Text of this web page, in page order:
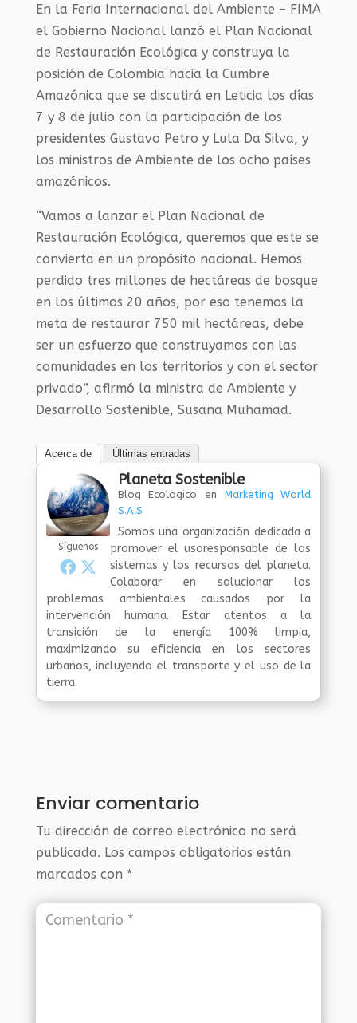
En la Feria Internacional del Ambiente – FIMA
el Gobierno Nacional lanzó el Plan Nacional
de Restauración Ecológica y construya la
posición de Colombia hacia la Cumbre
Amazónica que se discutirá en Leticia los días
7 y 8 de julio con la participación de los
presidentes Gustavo Petro y Lula Da Silva, y
los ministros de Ambiente de los ocho países
amazónicos.
“Vamos a lanzar el Plan Nacional de
Restauración Ecológica, queremos que este se
convierta en un propósito nacional. Hemos
perdido tres millones de hectáreas de bosque
en los últimos 20 años, por eso tenemos la
meta de restaurar 750 mil hectáreas, debe
ser un esfuerzo que construyamos con las
comunidades en los territorios y con el sector
privado”, afirmó la ministra de Ambiente y
Desarrollo Sostenible, Susana Muhamad.
Acerca de Últimas entradas
Síguenos
Planeta Sostenible
Blog Ecologico en Marketing World
S.A.S
Somos una organización dedicada a
promover el usoresponsable de los
sistemas y los recursos del planeta.
Colaborar en solucionar los
problemas ambientales causados por la
intervención humana. Estar atentos a la
transición de la energía 100% limpia,
maximizando su eficiencia en los sectores
urbanos, incluyendo el transporte y el uso de la
tierra.
Enviar comentario
Tu dirección de correo electrónico no será
publicada. Los campos obligatorios están
marcados con *